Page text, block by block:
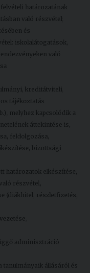
határozatának
való részvétel;
és
iskolalátogatások,
való
kreditátviteli,
tájékoztatás
melyhez kapcsolódik a
áttekintése is,
feldolgozása,
bizottsági
határozatok elkészítése,
részvétel,
(diákhitel, részletfizetés,
adminisztráció
állásáról és